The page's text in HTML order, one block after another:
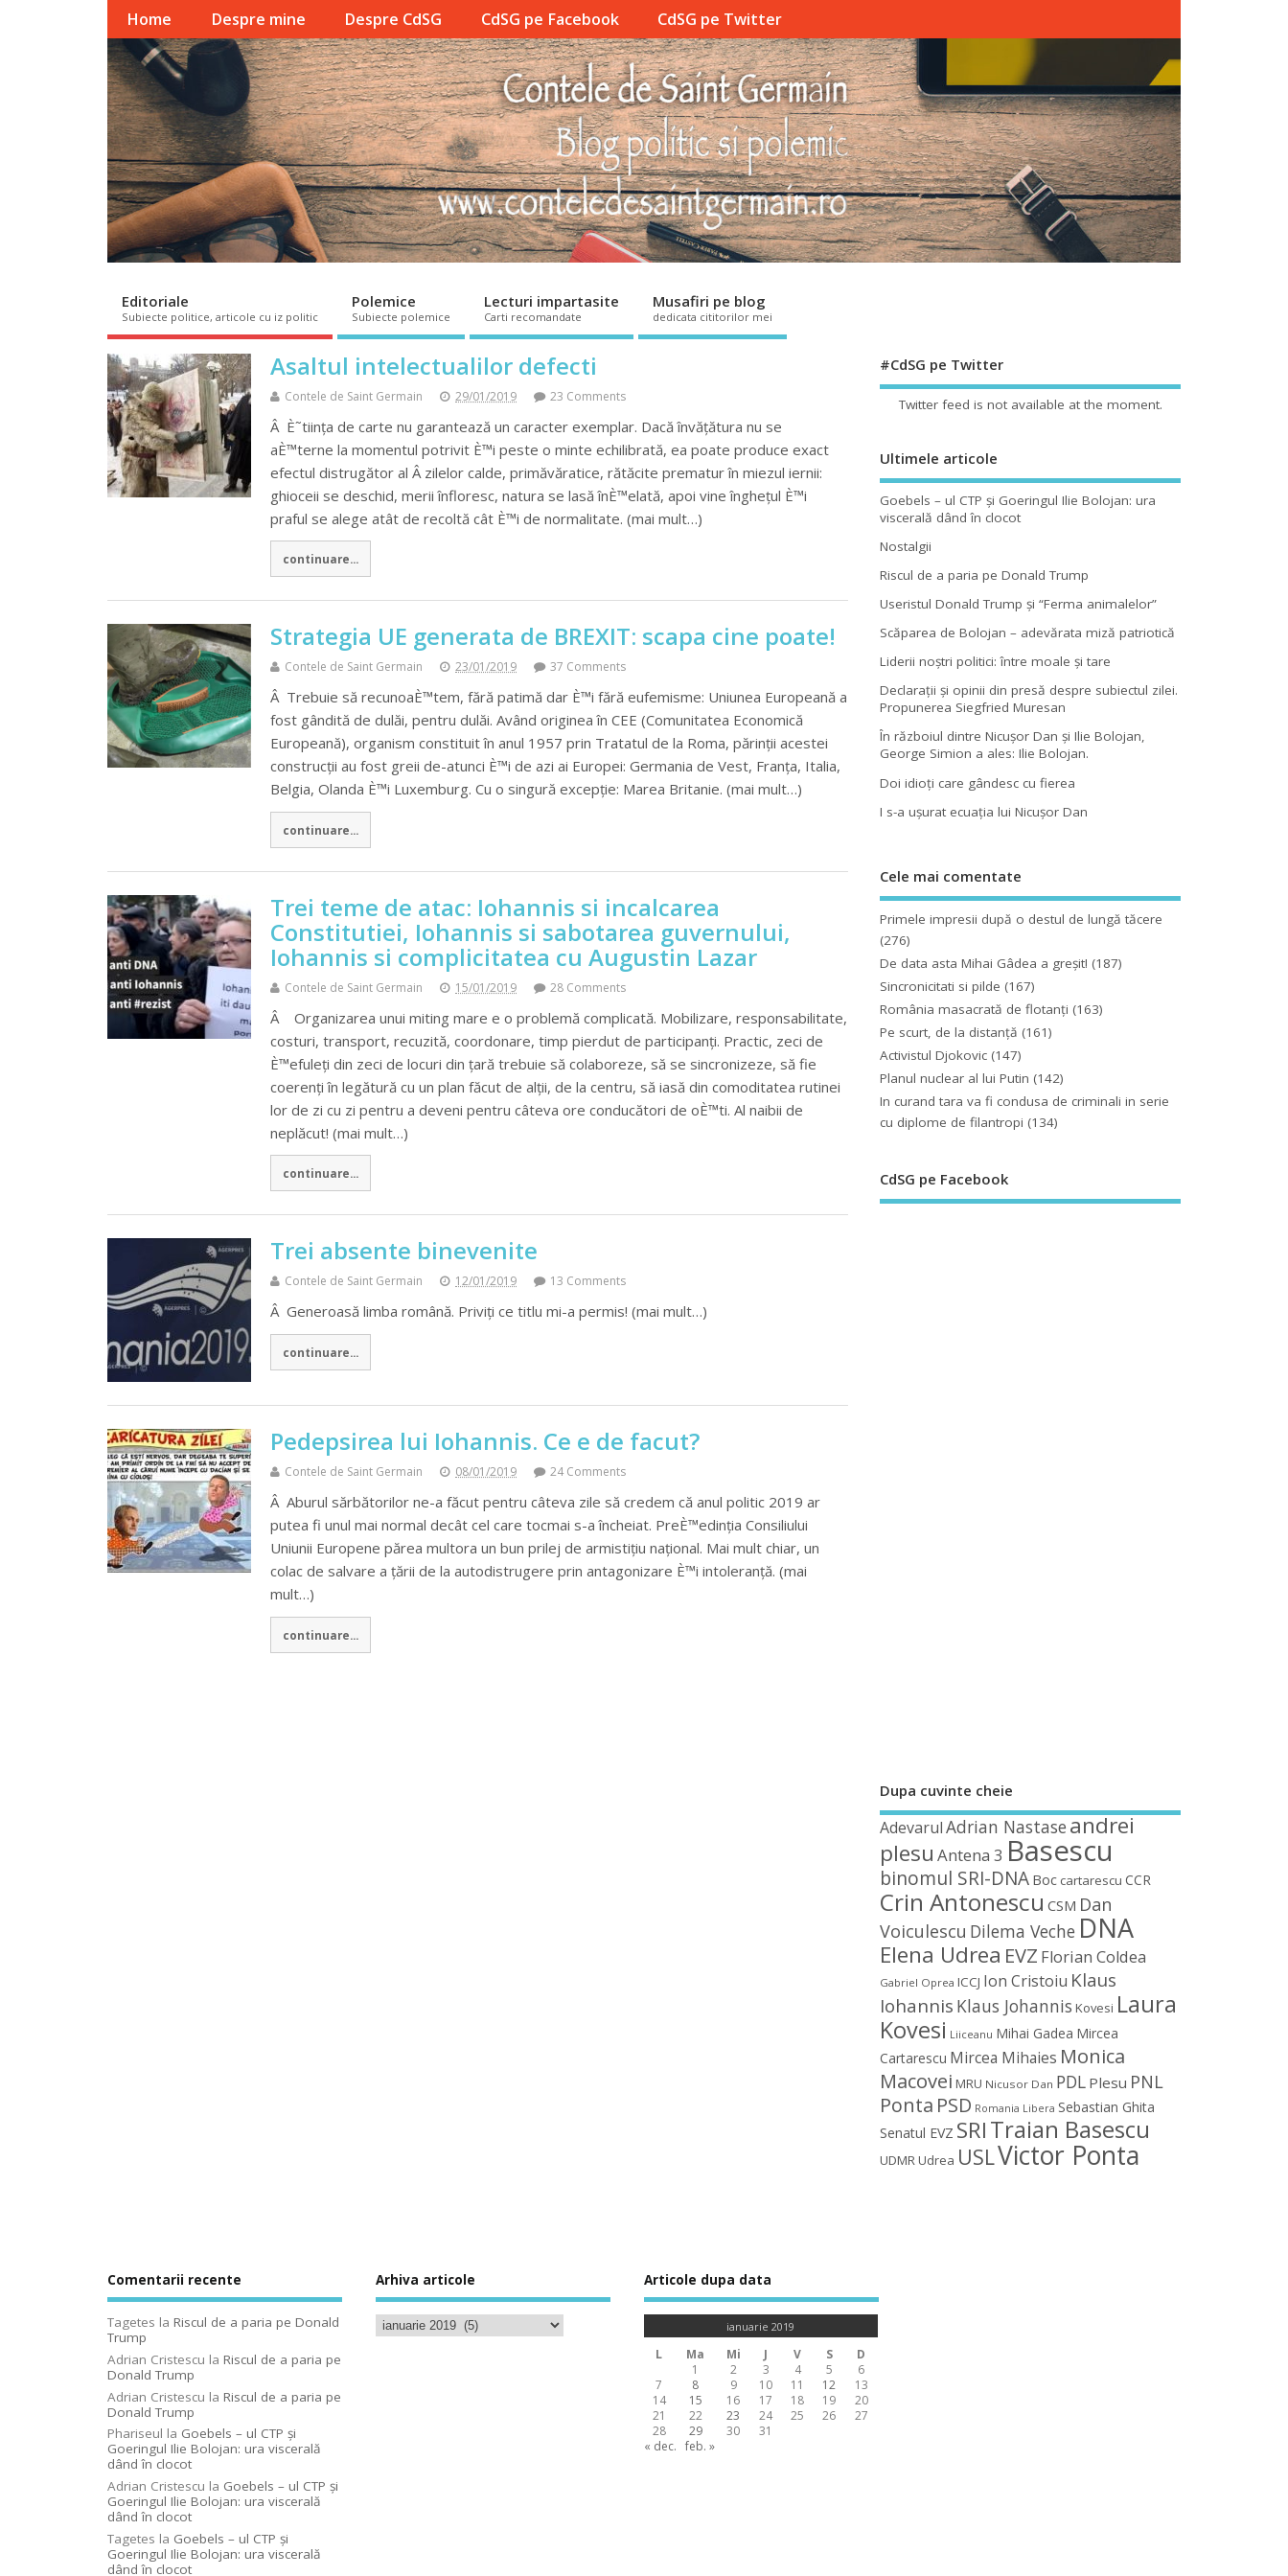
Home Despre mine Despre CdSG CdSG pe Facebook CdSG pe Twitter
Editoriale
Subiecte politice, articole cu iz politic
Polemice
Subiecte polemice
Lecturi impartasite
Carti recomandate
Musafiri pe blog
dedicata cititorilor mei
Asaltul intelectualilor defecti
Contele de Saint Germain 29/01/2019 23 Comments
Â È˜tiința de carte nu garantează un caracter exemplar. Dacă învățătura nu se
aÈ™terne la momentul potrivit È™i peste o minte echilibrată, ea poate produce exact
efectul distrugător al Â zilelor calde, primăvăratice, rătăcite prematur în miezul iernii:
ghioceii se deschid, merii înfloresc, natura se lasă înÈ™elată, apoi vine înghețul È™i
praful se alege atât de recoltă cât È™i de normalitate. (mai mult…)
continuare...
Strategia UE generata de BREXIT: scapa cine poate!
Contele de Saint Germain 23/01/2019 37 Comments
Â Trebuie să recunoaÈ™tem, fără patimă dar È™i fără eufemisme: Uniunea Europeană a
fost gândită de dulăi, pentru dulăi. Având originea în CEE (Comunitatea Economică
Europeană), organism constituit în anul 1957 prin Tratatul de la Roma, părinții acestei
construcții au fost greii de-atunci È™i de azi ai Europei: Germania de Vest, Franța, Italia,
Belgia, Olanda È™i Luxemburg. Cu o singură excepție: Marea Britanie. (mai mult…)
continuare...
Trei teme de atac: Iohannis si incalcarea
Constitutiei, Iohannis si sabotarea guvernului,
Iohannis si complicitatea cu Augustin Lazar
Contele de Saint Germain 15/01/2019 28 Comments
Â Organizarea unui miting mare e o problemă complicată. Mobilizare, responsabilitate,
costuri, transport, recuzită, coordonare, timp pierdut de participanți. Practic, zeci de
È™efuleți din zeci de locuri din țară trebuie să colaboreze, să se sincronizeze, să fie
coerenți în legătură cu un plan făcut de alții, de la centru, să iasă din comoditatea rutinei
lor de zi cu zi pentru a deveni pentru câteva ore conducători de oÈ™ti. Al naibii de
neplăcut! (mai mult…)
continuare...
Trei absente binevenite
Contele de Saint Germain 12/01/2019 13 Comments
Â Generoasă limba română. Priviți ce titlu mi-a permis! (mai mult…)
continuare...
Pedepsirea lui Iohannis. Ce e de facut?
Contele de Saint Germain 08/01/2019 24 Comments
Â Aburul sărbătorilor ne-a făcut pentru câteva zile să credem că anul politic 2019 ar
putea fi unul mai normal decât cel care tocmai s-a încheiat. PreÈ™edinția Consiliului
Uniunii Europene părea multora un bun prilej de armistițiu național. Mai mult chiar, un
colac de salvare a țării de la autodistrugere prin antagonizare È™i intoleranță. (mai
mult…)
continuare...
#CdSG pe Twitter
Twitter feed is not available at the moment.
Ultimele articole
Goebels – ul CTP şi Goeringul Ilie Bolojan: ura
viscerală dând în clocot
Nostalgii
Riscul de a paria pe Donald Trump
Useristul Donald Trump şi “Ferma animalelor”
Scăparea de Bolojan – adevărata miză patriotică
Liderii noştri politici: între moale şi tare
Declaraţii şi opinii din presă despre subiectul zilei.
Propunerea Siegfried Muresan
În războiul dintre Nicuşor Dan şi Ilie Bolojan,
George Simion a ales: Ilie Bolojan.
Doi idioţi care gândesc cu fierea
I s-a uşurat ecuaţia lui Nicuşor Dan
Cele mai comentate
Primele impresii după o destul de lungă tăcere
(276)
De data asta Mihai Gâdea a greşit! (187)
Sincronicitati si pilde (167)
România masacrată de flotanţi (163)
Pe scurt, de la distanță (161)
Activistul Djokovic (147)
Planul nuclear al lui Putin (142)
In curand tara va fi condusa de criminali in serie
cu diplome de filantropi (134)
CdSG pe Facebook
Dupa cuvinte cheie
Adevarul Adrian Nastaseandrei
plesu Antena 3 Basescu
binomul SRI-DNA Boc cartarescu CCR
Crin Antonescu CSM Dan
Voiculescu Dilema Veche DNA
Elena Udrea EVZ Florian Coldea
Gabriel Oprea ICCJ Ion Cristoiu Klaus
Iohannis Klaus Johannis Kovesi Laura
Kovesi Liiceanu Mihai Gadea Mircea
Cartarescu Mircea Mihaies Monica
Macovei MRU Nicusor Dan PDL Plesu PNL
Ponta PSD Romania Libera Sebastian Ghita
Senatul EVZ SRITraian Basescu
UDMRUdrea USLVictor Ponta
Comentarii recente
Tagetes la Riscul de a paria pe Donald
Trump
Adrian Cristescu la Riscul de a paria pe
Donald Trump
Adrian Cristescu la Riscul de a paria pe
Donald Trump
Phariseul la Goebels – ul CTP şi
Goeringul Ilie Bolojan: ura viscerală
dând în clocot
Adrian Cristescu la Goebels – ul CTP şi
Goeringul Ilie Bolojan: ura viscerală
dând în clocot
Tagetes la Goebels – ul CTP şi
Goeringul Ilie Bolojan: ura viscerală
dând în clocot
Arhiva articole Articole dupa data
ianuarie 2019
L Ma Mi J V S
D
1
2 3 4 5
6
7
8 9 10 11 12
13
14
15 16 17 18 19
20
21
22 23 24 25 26
27
28
29 30
31
« dec. feb. »